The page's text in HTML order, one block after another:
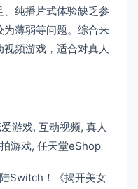
纯播片式体验缺乏参
薄弱等问题。综合来
频游戏，适合对真人
游戏, 互动视频, 真人
游戏, 任天堂eShop
Switch！《揭开美女